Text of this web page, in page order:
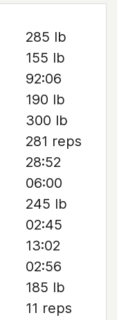
285 lb
155 lb
92:06
190 lb
300 lb
281 reps
28:52
06:00
245 lb
02:45
13:02
02:56
185 lb
11 reps